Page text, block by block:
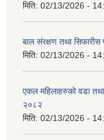
मिति: 02/13/2026 -
बाल संरक्षण तथा सिफारीस
मिति: 02/13/2026 -
एकल महिलाहरुको वडा
२०८२
मिति: 02/13/2026 -